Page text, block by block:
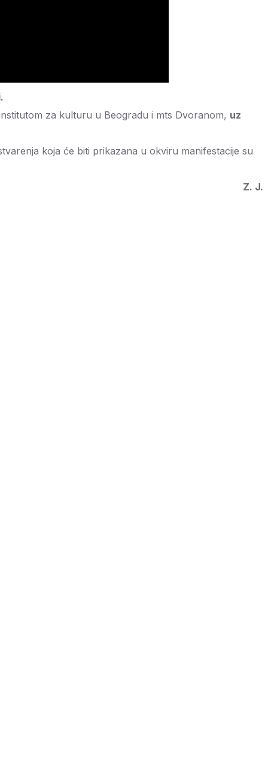
za kulturu u Beogradu i mts Dvoranom, uz
koja će biti prikazana u okviru manifestacije su
Z. J.